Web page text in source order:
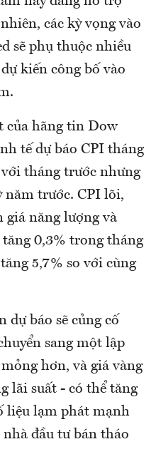
các kỳ vọng vào
sẽ phụ thuộc nhiều
kiến công bố vào
của hãng tin Dow
tế dự báo CPI tháng
với tháng trước nhưng
năm trước. CPI lõi,
giá năng lượng và
0,3% trong tháng
5,7% so với cùng
dự báo sẽ củng cố
sang một lập
hơn, và giá vàng
lãi suất - có thể tăng
liệu lạm phát mạnh
đầu tư bán tháo